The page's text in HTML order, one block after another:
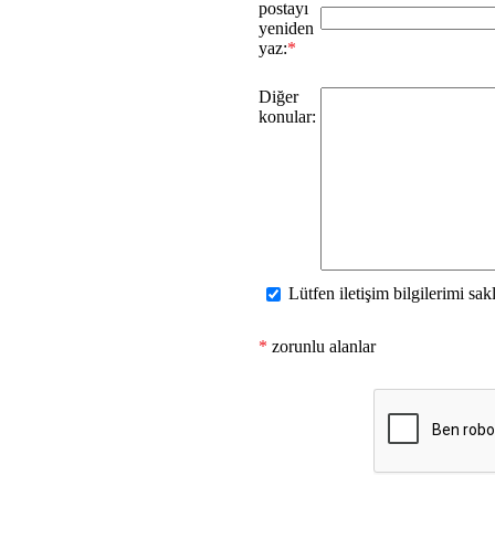
postayı
yeniden
yaz:*
Diğer
konular:
Lütfen iletişim bilgilerimi
* zorunlu alanlar